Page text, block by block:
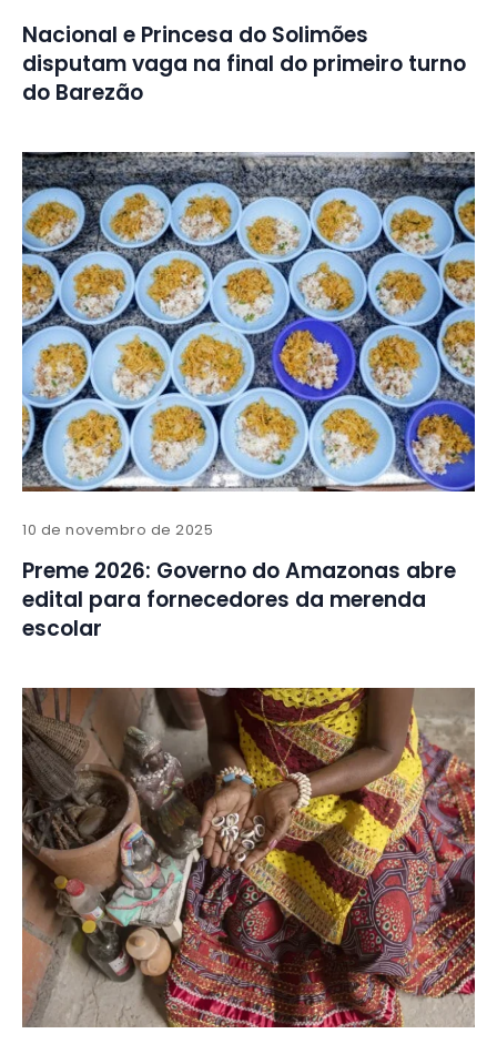
Nacional e Princesa do Solimões
disputam vaga na final do primeiro turno
do Barezão
10 de novembro de 2025
Preme 2026: Governo do Amazonas abre
edital para fornecedores da merenda
escolar